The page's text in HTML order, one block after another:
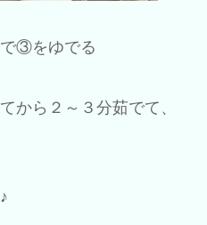
③をゆでる
から２～３分茹でて、